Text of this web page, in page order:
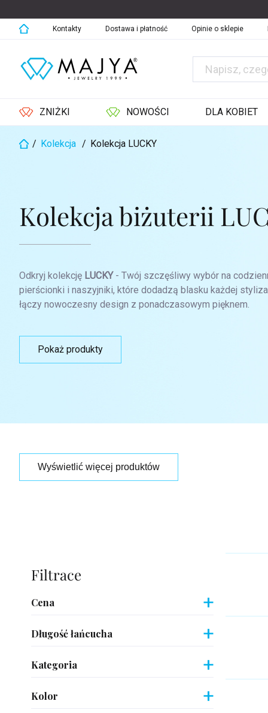
do
treści
Kontakty Dostawa i płatność Opinie o sklepie
ZNIŻKI NOWOŚCI DLA KOBIET
Home
/ Kolekcja / Kolekcja LUCKY
Kolekcja biżuterii
Odkryj kolekcję LUCKY- Twój szczęśliwy wybór na
pierścionki i naszyjniki, które dodadzą blasku każdej
łączy nowoczesny design z ponadczasowym pięknem.
Pokaż produkty
Wyświetlić więcej produktów
Pasek
boczny
Cena
Długość łańcucha
Kategoria
Kolor